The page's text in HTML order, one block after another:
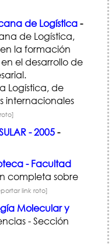
de Logística-
de Logística,
la formación
el desarrollo de
Logística, de
internacionales
- 2005-
- Facultad
completa sobre
link roto]
Molecular y
- Sección